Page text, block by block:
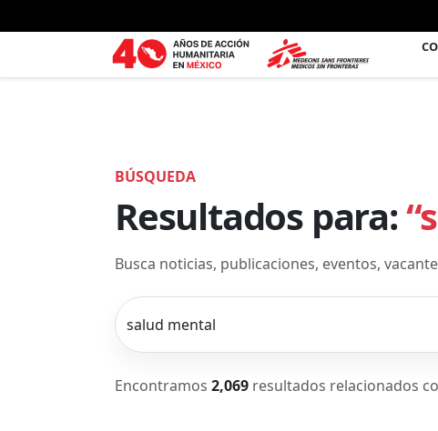
BÚSQUEDA
Resultados para:
Busca noticias, publicaciones, eventos,
Encontramos 2,069 resultados relacionados